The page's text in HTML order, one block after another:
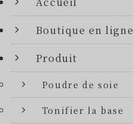
Boutique en ligne
Produit
Poudre de soie
Tonifier la base